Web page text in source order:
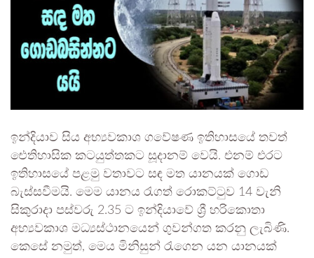
ඉන්දියාව සිය අභ්‍යවකාශ ගවේෂණ ඉතිහාසයේ තවත්
ඓතිහාසික කටයුත්තකට සූදානම් වෙයි. එනම් එරට
ඉතිහාසයේ පළමු වතාවට සඳ මත යානයක් ගොඩ
බැස්සවීමයි. මෙම යානය රැගත් රොකට්ටුව 14 වැනි
සිකුරාදා පස්වරු 2.35 ට ඉන්දියාවේ ශ්‍රී හරිකොතා
අභ්‍යවකාශ මධ්‍යස්ථානයෙන් ගුවන්ගත කරනු ලැබිණි.
කෙසේ නමුත්, මෙය මිනිසුන් රැගෙන යන යානයක්